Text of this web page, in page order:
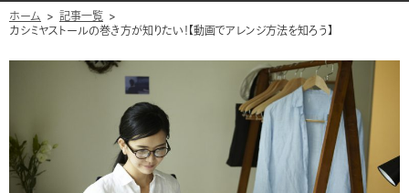
ホーム
記事一覧
カシミヤストールの巻き方が知りたい！【動画でアレンジ方法を知ろう】